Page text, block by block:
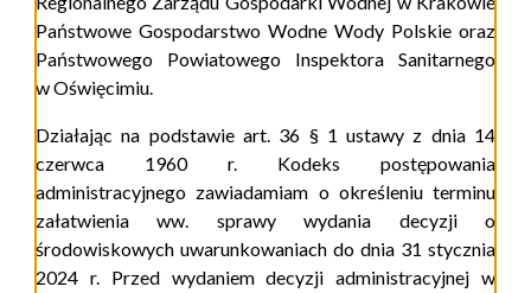
Państwowe Gospodarstwo Wodne Wody Polskie oraz
Państwowego Powiatowego Inspektora Sanitarnego
w Oświęcimiu.
Działając na podstawie art. 36 § 1 ustawy z dnia 14
czerwca 1960 r. Kodeks postępowania
administracyjnego zawiadamiam o określeniu terminu
załatwienia ww. sprawy wydania decyzji o
środowiskowych uwarunkowaniach do dnia 31 stycznia
2024 r. Przed wydaniem decyzji administracyjnej w